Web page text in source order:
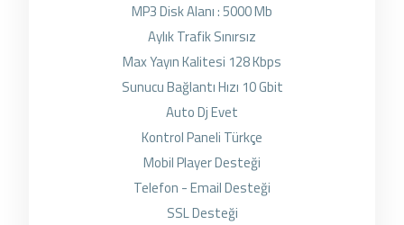
MP3 Disk Alanı : 5000 Mb
Aylık Trafik Sınırsız
Max Yayın Kalitesi 128 Kbps
Sunucu Bağlantı Hızı 10 Gbit
Auto Dj Evet
Kontrol Paneli Türkçe
Mobil Player Desteği
Telefon - Email Desteği
SSL Desteği